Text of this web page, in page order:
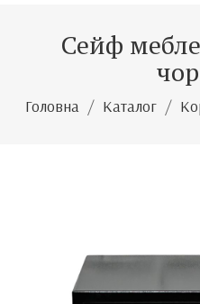
Сейф
Головна Каталог